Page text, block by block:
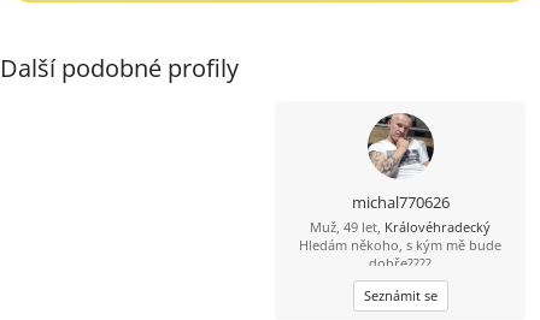
Další podobné profily
michal770626
Muž, 49 let, Královéhradecký
Hledám někoho, s kým mě bude
dobře????
Seznámit se